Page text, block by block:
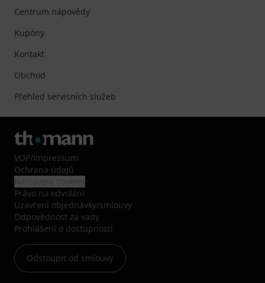
Centrum nápovědy
Kupóny
Kontakt
Obchod
Přehled servisních služeb
VOP/Impressum
Ochrana údajů
Právo na odvolání
Uzavření objednávky/smlouvy
Odpovědnost za vady
Prohlášení o dostupnosti
Odstoupit od smlouvy